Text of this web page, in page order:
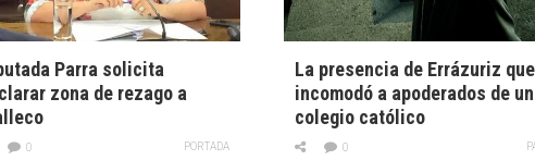
Parra solicita
zona de rezago a
PORTADA
0
La presencia de Errázuriz que
incomodó a apoderados de un
colegio católico
0